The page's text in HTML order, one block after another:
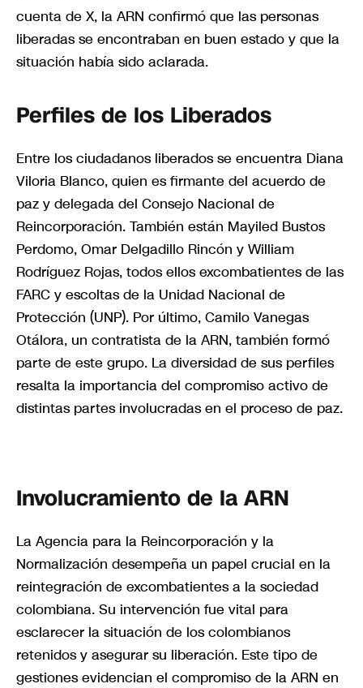
cuenta de X, la ARN confirmó que las personas
liberadas se encontraban en buen estado y que la
situación había sido aclarada.
Perfiles de los Liberados
Entre los ciudadanos liberados se encuentra Diana
Viloria Blanco, quien es firmante del acuerdo de
paz y delegada del Consejo Nacional de
Reincorporación. También están Mayiled Bustos
Perdomo, Omar Delgadillo Rincón y William
Rodríguez Rojas, todos ellos excombatientes de las
FARC y escoltas de la Unidad Nacional de
Protección (UNP). Por último, Camilo Vanegas
Otálora, un contratista de la ARN, también formó
parte de este grupo. La diversidad de sus perfiles
resalta la importancia del compromiso activo de
distintas partes involucradas en el proceso de paz.
Involucramiento de la ARN
La Agencia para la Reincorporación y la
Normalización desempeña un papel crucial en la
reintegración de excombatientes a la sociedad
colombiana. Su intervención fue vital para
esclarecer la situación de los colombianos
retenidos y asegurar su liberación. Este tipo de
gestiones evidencian el compromiso de la ARN en